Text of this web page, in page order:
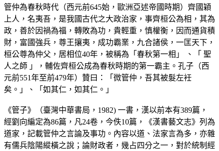
管仲為春秋時代（西元前645始，歐洲亞述帝國時期）齊國穎
上人，名夷吾，是我國古代之大政治家，事齊桓公為相，其為
政，善於因禍為福，轉敗為功，貴輕重，慎權衡，因而通貨積
財，富國強兵，尊王攘夷，成功霸業，九合諸侯，一匡天下，
桓公尊為仲父，居相位40年，被稱為「春秋第一相」 、「 聖
人之師 」，輔佐齊桓公成為春秋時期的第一霸主。孔子（西
元前551年至前479年）贊曰：「微管仲，吾其被髮左衽
矣。」、「如其仁，如其仁。」
《管子》（臺灣中華書局，1982) 一書，漢以前本有389篇，
經劉向編定為86篇，凡24卷，今佚10篇，《漢書藝文志》列為
道家，記載管仲之言論及事功。內容以道、法家言為多，亦雜
有儒兵陰陽縱橫之說；論財政者，幾占四分之一，對於統制經